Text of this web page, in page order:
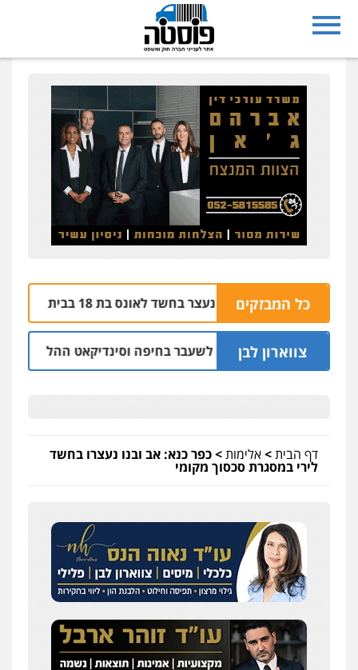
כל המבזקים
בת ים: בן 51 נעצר בחשד לאונס בת 18 בבית מלון 06.08 | 21:59
צווארון לבן
יו"ר ש"ס לשעבר בחיפה וסינדיקאט ההלוואות של
דף הבית>אלימות>כפר כנא: אב ובנו נעצרו בחשד
לירי במסגרת סכסוך מקומי